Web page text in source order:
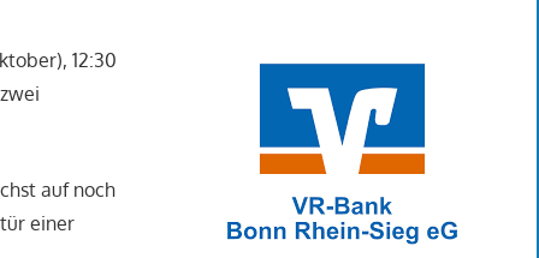
12:30
auf noch
einer